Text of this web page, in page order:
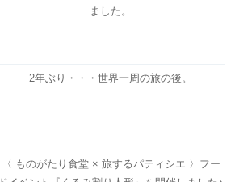
ました。
2年ぶり・・・世界一周の旅の後。
〈 ものがたり食堂 × 旅するパティシエ 〉フー